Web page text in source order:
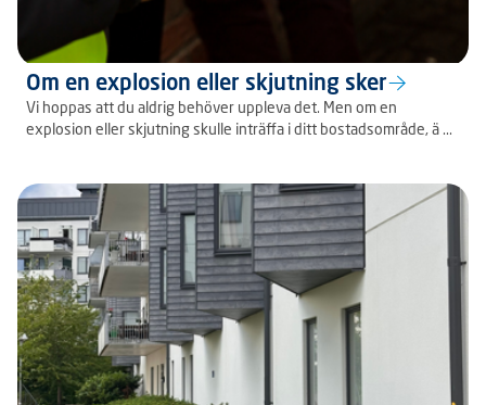
Om en explosion eller skjutning sker
Vi hoppas att du aldrig behöver uppleva det. Men om en
explosion eller skjutning skulle inträffa i ditt bostadsområde, ä ...